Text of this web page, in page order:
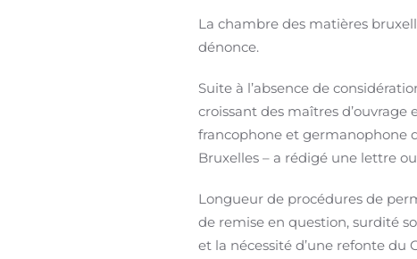
La chambre des matières
dénonce.
Suite à l’absence de
croissant des maîtres
francophone et germanophone
Bruxelles – a rédigé une lettre
Longueur de procédures de
de remise en question, surdité
et la nécessité d’une refonte du